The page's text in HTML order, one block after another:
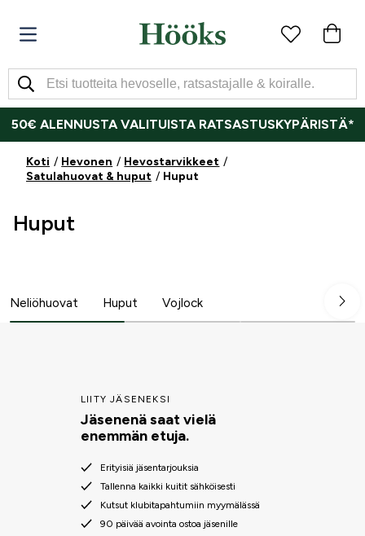
50€ ALENNUSTA VALITUISTA RATSASTUSKYPÄRISTÄ*
Koti Hevonen
Hevostarvikkeet
Satulahuovat & huput
Huput
Huput
Neliöhuovat Huput Vojlock
LIITY JÄSENEKSI
Jäsenenä saat vielä
enemmän etuja.
Erityisiä jäsentarjouksia
Tallenna kaikki kuitit sähköisesti
Kutsut klubitapahtumiin myymälässä
90 päivää avointa ostoa jäsenille